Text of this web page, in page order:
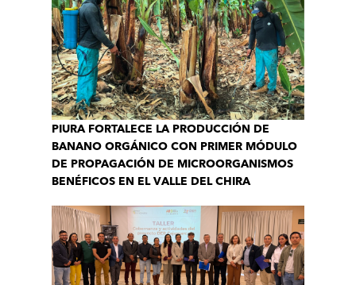
PIURA FORTALECE LA PRODUCCIÓN DE
BANANO ORGÁNICO CON PRIMER MÓDULO
DE PROPAGACIÓN DE MICROORGANISMOS
BENÉFICOS EN EL VALLE DEL CHIRA